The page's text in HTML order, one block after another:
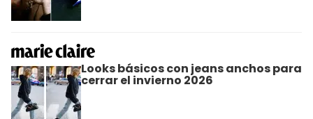
Looks básicos con jeans anchos para
cerrar el invierno 2026